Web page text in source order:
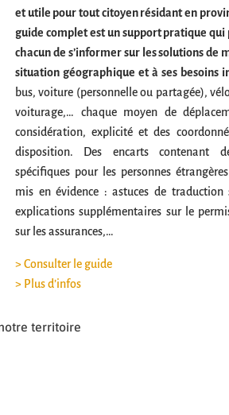
et utile pour tout citoyen résidant en
guide complet est un support pratique
chacun de s’informer sur les solutions de
situation géographique et à ses besoins
bus, voiture (personnelle ou partagée),
voiturage,… chaque moyen de
considération, explicité et des
disposition. Des encarts contenant
spécifiques pour les personnes
mis en évidence : astuces de traduction
explications supplémentaires sur le
sur les assurances,…
> Consulter le guide
> Plus d’infos
territoire